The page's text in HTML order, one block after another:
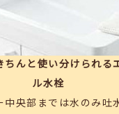
ちんと使い分けられる
ル水栓
中央部までは水のみ吐